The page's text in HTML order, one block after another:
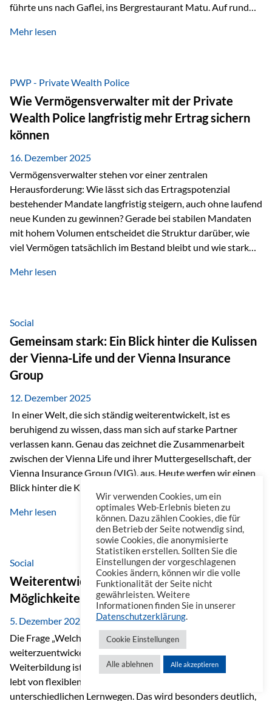
führte uns nach Gaflei, ins Bergrestaurant Matu. Auf rund
beeindruckendes Panorama, sondern auch etwas, das im
verschneiter Landschaft, bei feinem Essen, guter Musik und
einer entspannten…
Mehr lesen
PWP - Private Wealth Police
Wie Vermögensverwalter mit der Private
Wealth Police langfristig mehr Ertrag sichern
können
16. Dezember 2025
Vermögensverwalter stehen vor einer zentralen
Herausforderung: Wie lässt sich das Ertragspotenzial
bestehender Mandate langfristig steigern, auch ohne laufend
neue Kunden zu gewinnen? Gerade bei stabilen Mandaten
mit hohem Volumen entscheidet die Struktur darüber, wie
viel Vermögen tatsächlich im Bestand bleibt und wie stark
Beispiel verdeutlicht diese Wirkung besonders deutlich.
hinzukommen, spielt nicht nur die Rendite eine Rolle. Auch
steuerliche Effekte haben einen erheblichen Einfluss auf…
Mehr lesen
Social
Gemeinsam stark: Ein Blick hinter die Kulissen
der Vienna-Life und der Vienna Insurance
Group
12. Dezember 2025
In einer Welt, die sich ständig weiterentwickelt, ist es
beruhigend zu wissen, dass man sich auf starke Partner
verlassen kann. Genau das zeichnet die Zusammenarbeit
zwischen der Vienna Life und ihrer Muttergesellschaft, der
Vienna Insurance Group (VIG), aus. Heute werfen wir einen
Blick hinter die Kulissen auf eine Unternehmensgruppe mit
beeindruckender Geschichte, gewachsenem Know-how und
einem stabilen Fundament. Ein starkes Netzwerk in ganz
Europa Die Vienna Insurance Group ist die führende
Versicherungsgruppe in Zentral- und Osteuropa. Mit über
50 Versicherungsgesellschaften in insgesamt 30 Ländern
verbindet sie regionale Stärke mit internationaler
Kompetenz.
Mehr lesen
Social
Weiterentwicklung im Berufsalltag: Welche
Möglichkeiten es gibt
5. Dezember 2025
Die Frage „Welche Möglichkeiten gibt es, sich
weiterzuentwickeln?“ lässt sich heute vielseitig beantworten.
Weiterbildung ist längst kein starrer Prozess mehr, sondern
lebt von flexiblen Formaten, individuellen Bedürfnissen und
unterschiedlichen Lernwegen. Das wird besonders deutlich,
Wir verwenden Cookies, um ein
optimales Web-Erlebnis bieten zu
können. Dazu zählen Cookies, die für
den Betrieb der Seite notwendig sind,
sowie Cookies, die anonymisierte
Statistiken erstellen. Sollten Sie die
Einstellungen der vorgeschlagenen
Cookies ändern, können wir die volle
Funktionalität der Seite nicht
gewährleisten. Weitere
Informationen finden Sie in unserer
Datenschutzerklärung.
Cookie Einstellungen
Alle ablehnen Alle akzeptieren